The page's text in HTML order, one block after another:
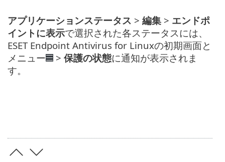
アプリケーションステータス > 編集 > エンドポ
イントに表示で選択された各ステータスには、
ESET Endpoint Antivirus for Linuxの初期画面と
メニュー
> 保護の状態に通知が表示されま
す。